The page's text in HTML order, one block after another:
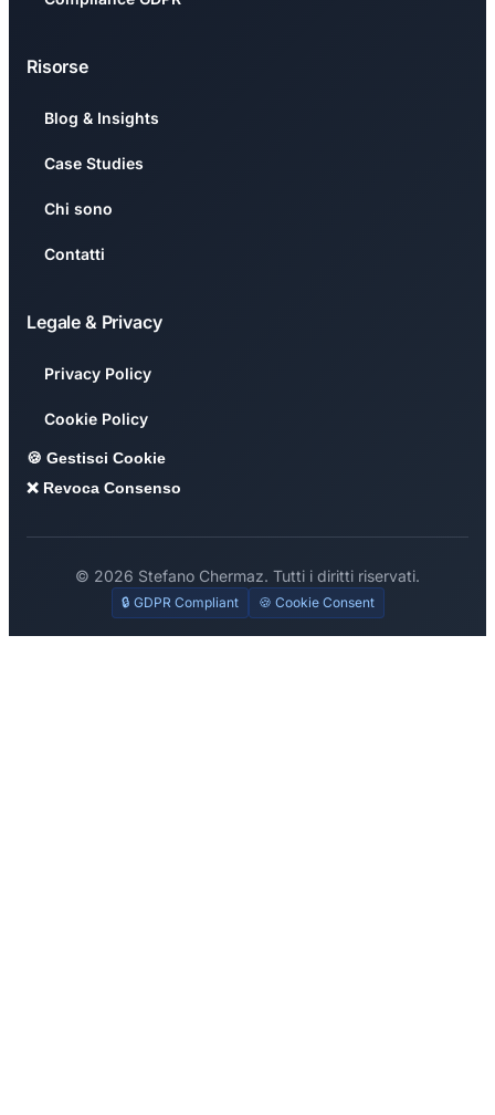
Risorse
Blog & Insights
Case Studies
Chi sono
Contatti
Legale & Privacy
Privacy Policy
Cookie Policy
🍪 Gestisci Cookie
❌ Revoca Consenso
© 2026 Stefano Chermaz. Tutti i diritti riservati.
🔒 GDPR Compliant 🍪 Cookie Consent